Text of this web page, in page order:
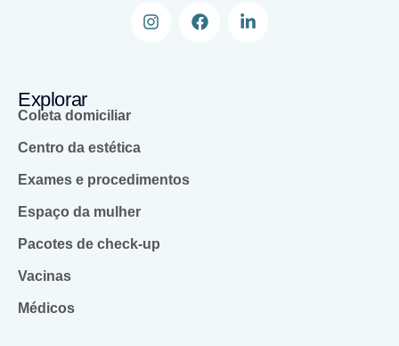
Explorar
Coleta domiciliar
Centro da estética
Exames e procedimentos
Espaço da mulher
Pacotes de check-up
Vacinas
Médicos